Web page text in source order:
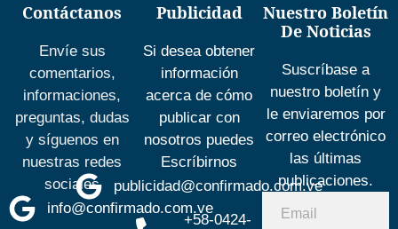
Contáctanos
Envíe sus
comentarios,
informaciones,
preguntas, dudas
y síguenos en
nuestras redes
sociales
info@confirmado.com.ve
Publicidad
Si desea obtener
información
acerca de cómo
publicar con
nosotros puedes
Escríbirnos
publicidad@confirmado.com.ve
+58-0424-
Nuestro Boletín
De Noticias
Suscríbase a
nuestro boletín y
le enviaremos por
correo electrónico
las últimas
publicaciones.